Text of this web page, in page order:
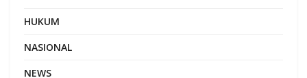
HUKUM
NASIONAL
NEWS